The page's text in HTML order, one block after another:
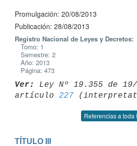
Promulgación: 20/08/2013
Publicación: 28/08/2013
Registro Nacional de Leyes y Decretos:
Tomo: 1
Semestre: 2
Año: 2013
Página: 473
Ver:
Ley Nº 19.355 de
artículo 227
Referencias a toda
TÍTULO III